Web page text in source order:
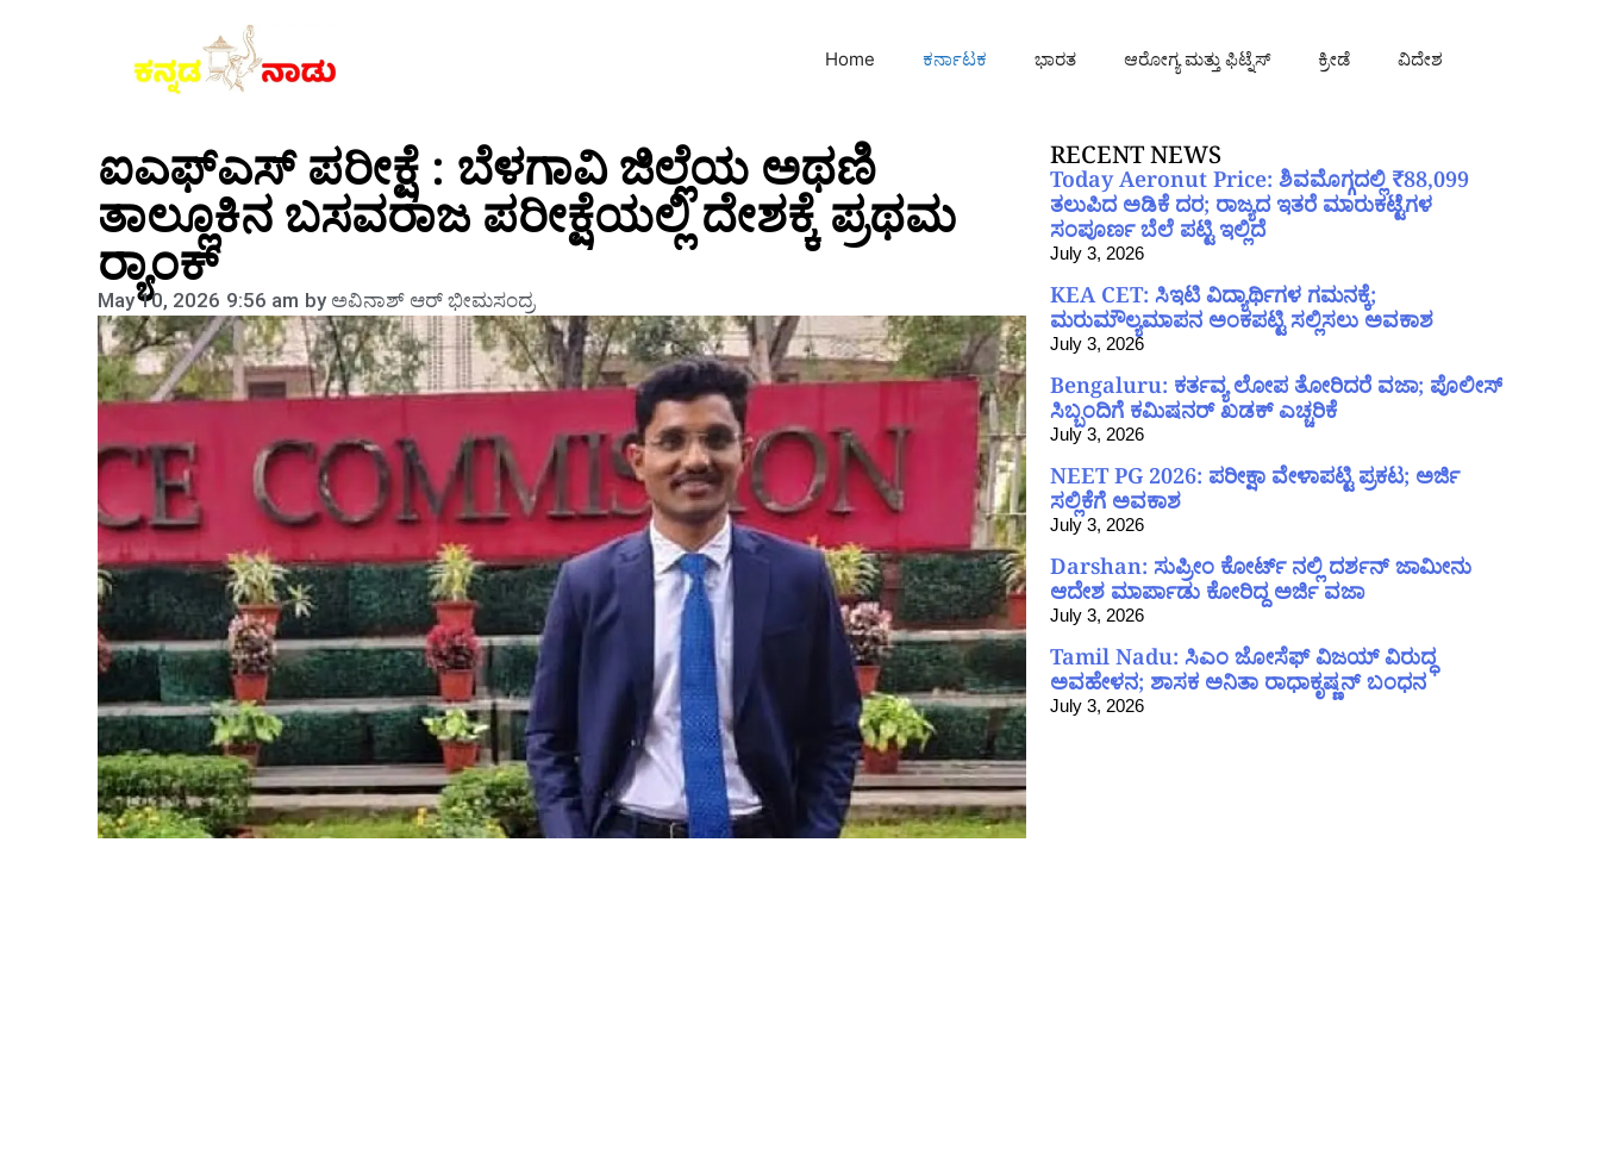
Home ಕರ್ನಾಟಕ ಭಾರತ ಆರೋಗ್ಯ ಮತ್ತು ಫಿಟ್ನೆಸ್ ಕ್ರೀಡೆ ವಿದೇಶ
ಐಎಫ್‌ಎಸ್‌ ಪರೀಕ್ಷೆ : ಬೆಳಗಾವಿ ಜಿಲ್ಲೆಯ ಅಥಣಿ
ತಾಲ್ಲೂಕಿನ ಬಸವರಾಜ ಪರೀಕ್ಷೆಯಲ್ಲಿ ದೇಶಕ್ಕೆ ಪ್ರಥಮ
ರ್‍ಯಾಂಕ್
May 10, 2026 9:56 am byಅವಿನಾಶ್‌ ಆರ್‌ ಭೀಮಸಂದ್ರ
RECENT NEWS
Today Aeronut Price: ಶಿವಮೊಗ್ಗದಲ್ಲಿ ₹88,099
ತಲುಪಿದ ಅಡಿಕೆ ದರ; ರಾಜ್ಯದ ಇತರೆ ಮಾರುಕಟ್ಟೆಗಳ
ಸಂಪೂರ್ಣ ಬೆಲೆ ಪಟ್ಟಿ ಇಲ್ಲಿದೆ
July 3, 2026
KEA CET: ಸಿಇಟಿ ವಿದ್ಯಾರ್ಥಿಗಳ ಗಮನಕ್ಕೆ;
ಮರುಮೌಲ್ಯಮಾಪನ ಅಂಕಪಟ್ಟಿ ಸಲ್ಲಿಸಲು ಅವಕಾಶ
July 3, 2026
Bengaluru: ಕರ್ತವ್ಯ ಲೋಪ ತೋರಿದರೆ ವಜಾ; ಪೊಲೀಸ್
ಸಿಬ್ಬಂದಿಗೆ ಕಮಿಷನರ್ ಖಡಕ್ ಎಚ್ಚರಿಕೆ
July 3, 2026
NEET PG 2026: ಪರೀಕ್ಷಾ ವೇಳಾಪಟ್ಟಿ ಪ್ರಕಟ; ಅರ್ಜಿ
ಸಲ್ಲಿಕೆಗೆ ಅವಕಾಶ
July 3, 2026
Darshan: ಸುಪ್ರೀಂ ಕೋರ್ಟ್ ನಲ್ಲಿ ದರ್ಶನ್ ಜಾಮೀನು
ಆದೇಶ ಮಾರ್ಪಾಡು ಕೋರಿದ್ದ ಅರ್ಜಿ ವಜಾ
July 3, 2026
Tamil Nadu: ಸಿಎಂ ಜೋಸೆಫ್ ವಿಜಯ್ ವಿರುದ್ಧ
ಅವಹೇಳನ; ಶಾಸಕ ಅನಿತಾ ರಾಧಾಕೃಷ್ಣನ್ ಬಂಧನ
July 3, 2026